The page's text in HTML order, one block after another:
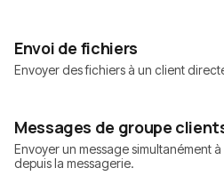
Envoi de fichiers
Envoyer des fichiers à un client
Messages de groupe
Envoyer un message simultanément
depuis la messagerie.